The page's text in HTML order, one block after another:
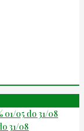
05 do 31/08
31/08